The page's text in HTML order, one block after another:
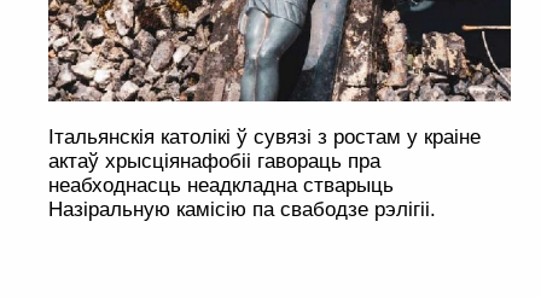
Італьянскія католікі ў сувязі з ростам у краіне
актаў хрысціянафобіі гавораць пра
неабходнасць неадкладна стварыць
Назіральную камісію па свабодзе рэлігіі.